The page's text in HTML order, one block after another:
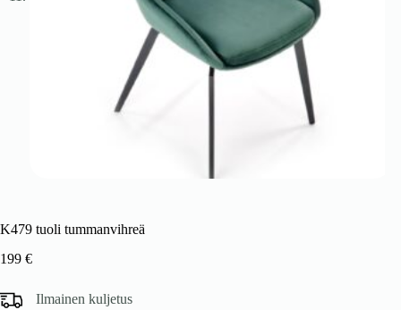
K479 tuoli tummanvihreä
199 €
Ilmainen kuljetus